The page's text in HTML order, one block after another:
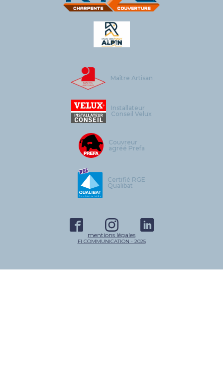
Maître Artisan
Installateur
Conseil Velux
Couvreur
agréé Prefa
Certifié RGE
Qualibat
mentions légales
FI COMMUNICATION - 2025